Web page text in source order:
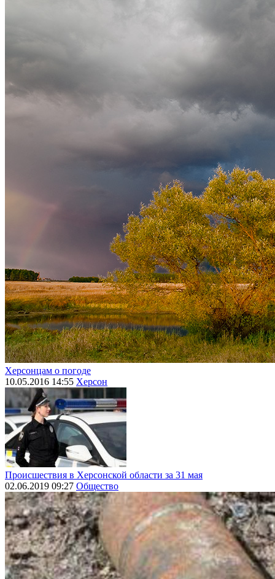
Херсонцам о погоде
10.05.2016 14:55 Херсон
Происшествия в Херсонской области за 31 мая
02.06.2019 09:27 Общество